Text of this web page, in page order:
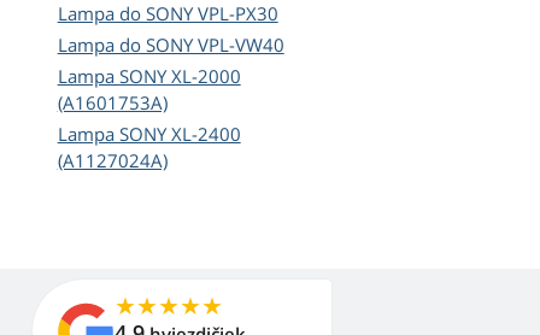
Lampa do SONY VPL-PX30
Lampa do SONY VPL-VW40
Lampa SONY XL-2000
(A1601753A)
Lampa SONY XL-2400
(A1127024A)